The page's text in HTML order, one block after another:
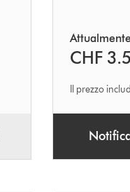
CHF
Il prezzo